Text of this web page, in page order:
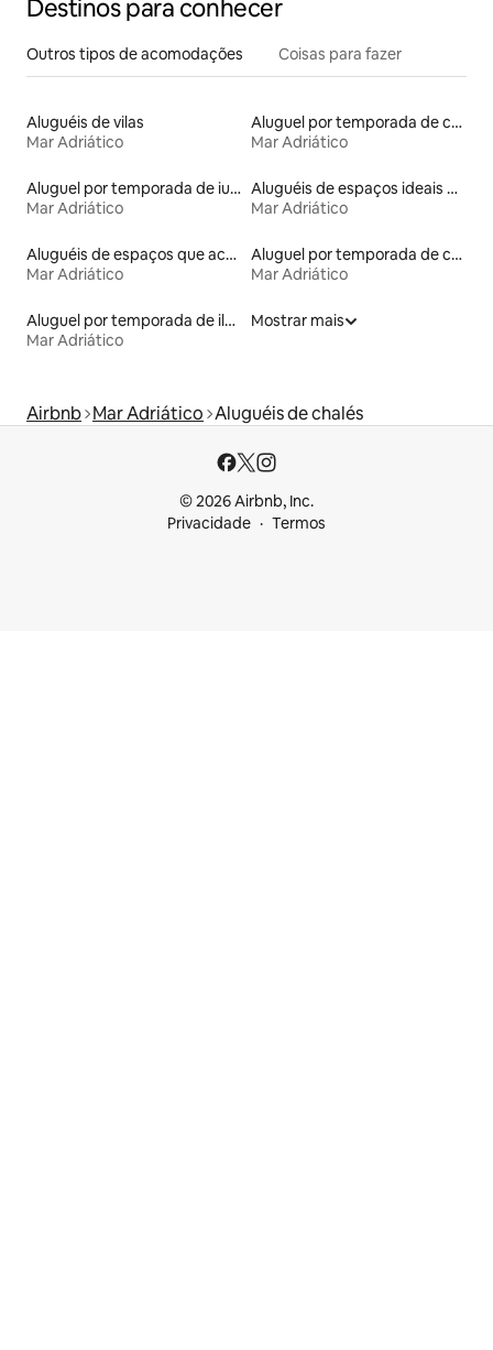
Destinos para conhecer
Outros tipos de acomodações Coisas para fazer
Aluguéis de vilas
Mar Adriático
Aluguel por temporada de casas arredondadas
Mar Adriático
Aluguel por temporada de iurtas
Mar Adriático
Aluguéis de espaços ideais para famílias
Mar Adriático
Aluguéis de espaços que aceitam animais de estimação
Mar Adriático
Aluguel por temporada de casas na terra
Mar Adriático
Aluguel por temporada de ilhas
Mar Adriático
Mostrar mais
Airbnb Mar Adriático Aluguéis de chalés
© 2026 Airbnb, Inc.
Privacidade
Termos